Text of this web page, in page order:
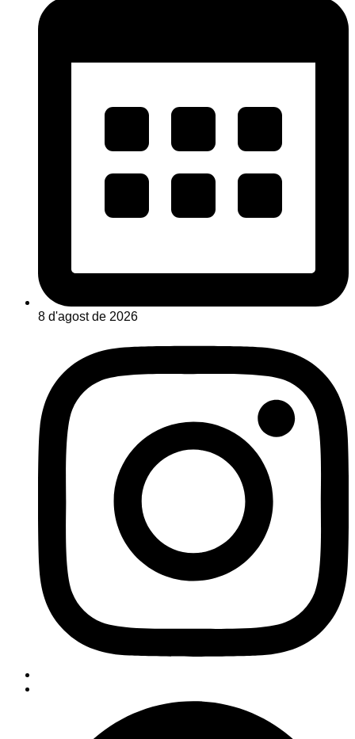
8 d'agost de 2026